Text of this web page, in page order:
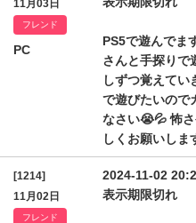
11月03日
フレンド
PC
PS5で遊んでま
さんと手探りで
しずつ覚えて
で遊びたいので
なさい😭💦 怖
しくお願いしま
[1214]
11月02日
フレンド
2024-11-02
表示期限切れ